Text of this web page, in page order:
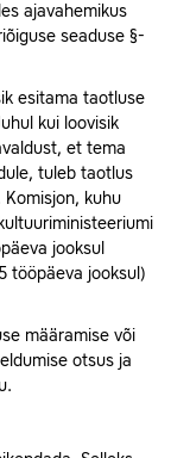
ajavahemikus
seaduse §-
esitama taotluse
kui loovisik
et tema
tuleb taotlus
kuhu
jooksul
tööpäeva jooksul)
määramise või
otsus ja